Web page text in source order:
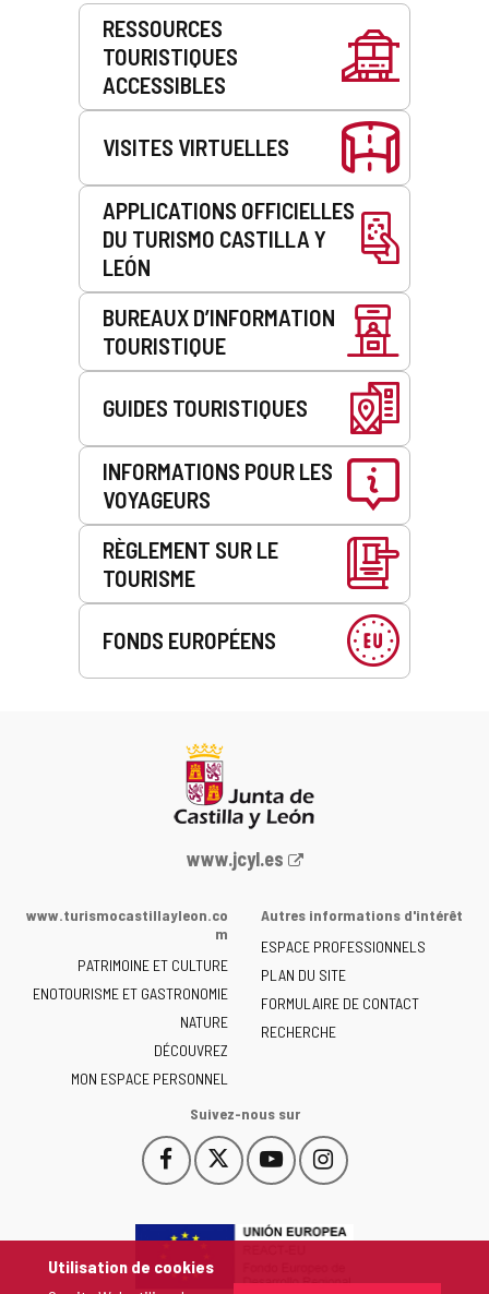
Utilisation de cookies
Prestations
RESSOURCES
TOURISTIQUES
ACCESSIBLES
VISITES VIRTUELLES
APPLICATIONS OFFICIELLES
DU TURISMO CASTILLA Y
LEÓN
BUREAUX D’INFORMATION
TOURISTIQUE
GUIDES TOURISTIQUES
INFORMATIONS POUR LES
VOYAGEURS
RÈGLEMENT SUR LE
TOURISME
FONDS EUROPÉENS
Portail
la
de
Castilla
y
León
-
www.jcyl.es
www.turismocastillayleon.co
m
PATRIMOINE ET CULTURE
ENOTOURISME ET GASTRONOMIE
NATURE
DÉCOUVREZ
MON ESPACE PERSONNEL
Autres informations d'intérêt
ESPACE PROFESSIONNELS
PLAN DU SITE
FORMULAIRE DE CONTACT
RECHERCHE
Suivez-nous sur
Facebook
Este
enlace
abrirá
una
Este
enlace
abrirá
YouTube
Este
enlace
abrirá
Instagram
Este
enlace
abrirá